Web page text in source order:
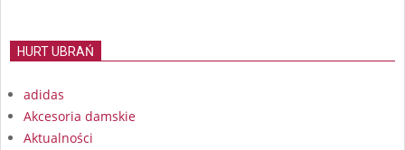
HURT UBRAŃ
adidas
Akcesoria damskie
Aktualności